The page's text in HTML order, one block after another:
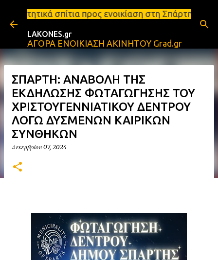
Μετάβαση στο κύριο περιεχόμενο
προς ενοικίαση στη Σπάρτη Ενοικιάσεις
LAKONES.gr
ΑΓΟΡΑ ΕΝΟΙΚΙΑΣΗ ΑΚΙΝΗΤΟΥ Grad.gr
ΣΠΑΡΤΗ: ΑΝΑΒΟΛΗ ΤΗΣ
ΕΚΔΗΛΩΣΗΣ ΦΩΤΑΓΩΓΗΣΗΣ ΤΟΥ
ΧΡΙΣΤΟΥΓΕΝΝΙΑΤΙΚΟΥ ΔΕΝΤΡΟΥ
ΛΟΓΩ ΔΥΣΜΕΝΩΝ ΚΑΙΡΙΚΩΝ
ΣΥΝΘΗΚΩΝ
Δεκεμβρίου 07, 2024